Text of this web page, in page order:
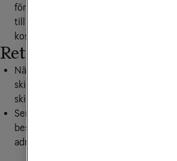
förändrats eller av annan anledning
till sitt ursprungliga skick kommer vi
kostnad som värdeminskningen
Returnera utrustningen
När vi har mottagit ditt meddelande
skicka dig en fraktsedel som vi ber dig
skickar tillbaka eventuell utrustning.
Senast 14 dagar efter att du har
beslut att ångra avtalet ska
adress som står på fraktsedeln.